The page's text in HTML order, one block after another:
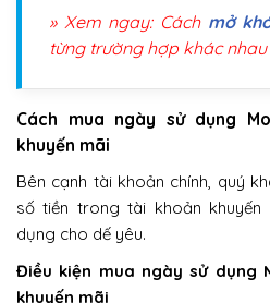
» Xem ngay: Cách mở
từng trường hợp khác
Cách mua ngày sử dụng
khuyến mãi
Bên cạnh tài khoản chính, quý
số tiền trong tài khoản
dụng cho dế yêu.
Điều kiện mua ngày sử dụng
khuyến mãi